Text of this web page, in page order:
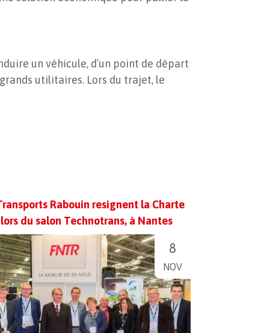
un véhicule, d’un point de départ
utilitaires. Lors du trajet, le
Rabouin resignent la Charte
du salon Technotrans, à Nantes
8
NOV